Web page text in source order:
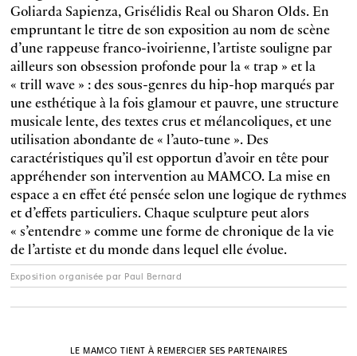
Goliarda Sapienza, Grisélidis Real ou Sharon Olds. En
empruntant le titre de son exposition au nom de scène
d’une rappeuse franco-ivoirienne, l’artiste souligne par
ailleurs son obsession profonde pour la « trap » et la
« trill wave » : des sous-genres du hip-hop marqués par
une esthétique à la fois glamour et pauvre, une structure
musicale lente, des textes crus et mélancoliques, et une
utilisation abondante de « l’auto-tune ». Des
caractéristiques qu’il est opportun d’avoir en tête pour
appréhender son intervention au MAMCO. La mise en
espace a en effet été pensée selon une logique de rythmes
et d’effets particuliers. Chaque sculpture peut alors
« s’entendre » comme une forme de chronique de la vie
de l’artiste et du monde dans lequel elle évolue.
Exposition organisée par Paul Bernard
LE MAMCO TIENT À REMERCIER SES PARTENAIRES